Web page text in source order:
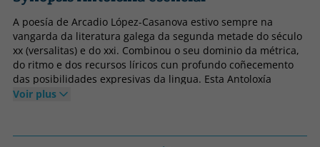
A poesía de Arcadio López-Casanova estivo sempre na
vangarda da literatura galega da segunda metade do século
xx (versalitas) e do xxi. Combinou o seu dominio da métrica,
do ritmo e dos recursos líricos cun profundo coñecemento
das posibilidades expresivas da lingua. Esta Antoloxía
esencial é tamén unha reivindicación do seu legado. Unha
Voir plus